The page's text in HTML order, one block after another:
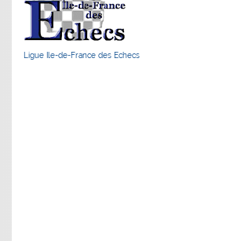
Ligue Ile-de-France des Echecs